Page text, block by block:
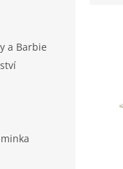
a Barbie